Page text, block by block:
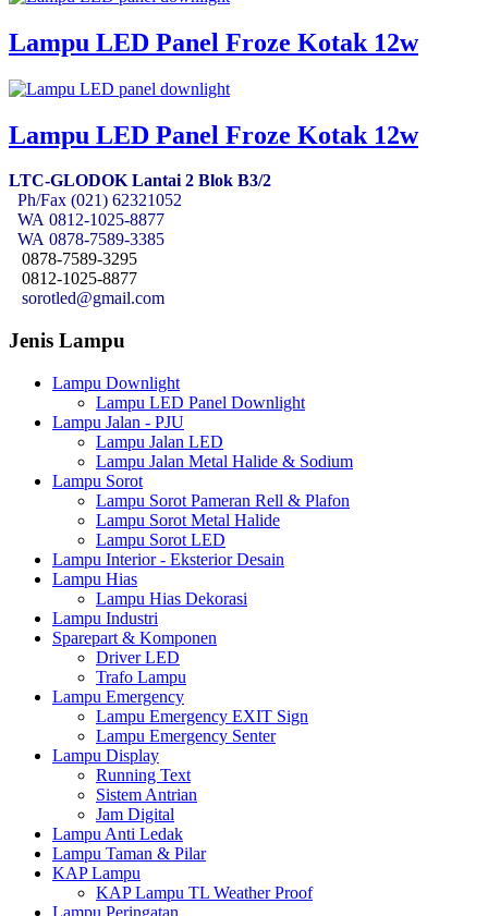
Lampu LED Panel Froze Kotak 12w
Lampu LED Panel Froze Kotak 12w
LTC-GLODOK Lantai 2 Blok B3/2
Ph/Fax (021) 62321052
WA 0812-1025-8877
WA 0878-7589-3385
0878-7589-3295
0812-1025-8877
sorotled@gmail.com
Jenis Lampu
Lampu Downlight
Lampu LED Panel Downlight
Lampu Jalan - PJU
Lampu Jalan LED
Lampu Jalan Metal Halide & Sodium
Lampu Sorot
Lampu Sorot Pameran Rell & Plafon
Lampu Sorot Metal Halide
Lampu Sorot LED
Lampu Interior - Eksterior Desain
Lampu Hias
Lampu Hias Dekorasi
Lampu Industri
Sparepart & Komponen
Driver LED
Trafo Lampu
Lampu Emergency
Lampu Emergency EXIT Sign
Lampu Emergency Senter
Lampu Display
Running Text
Sistem Antrian
Jam Digital
Lampu Anti Ledak
Lampu Taman & Pilar
KAP Lampu
KAP Lampu TL Weather Proof
Lampu Peringatan